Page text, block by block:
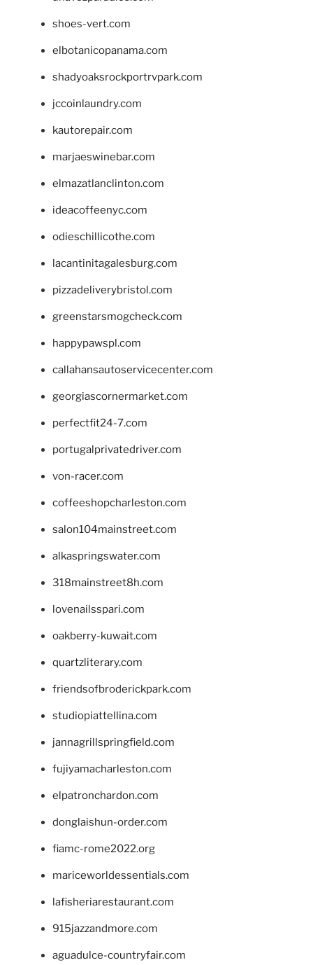
shoes-vert.com
elbotanicopanama.com
shadyoaksrockportrvpark.com
jccoinlaundry.com
kautorepair.com
marjaeswinebar.com
elmazatlanclinton.com
ideacoffeenyc.com
odieschillicothe.com
lacantinitagalesburg.com
pizzadeliverybristol.com
greenstarsmogcheck.com
happypawspl.com
callahansautoservicecenter.com
georgiascornermarket.com
perfectfit24-7.com
portugalprivatedriver.com
von-racer.com
coffeeshopcharleston.com
salon104mainstreet.com
alkaspringswater.com
318mainstreet8h.com
lovenailsspari.com
oakberry-kuwait.com
quartzliterary.com
friendsofbroderickpark.com
studiopiattellina.com
jannagrillspringfield.com
fujiyamacharleston.com
elpatronchardon.com
donglaishun-order.com
fiamc-rome2022.org
mariceworldessentials.com
lafisheriarestaurant.com
915jazzandmore.com
aguadulce-countryfair.com